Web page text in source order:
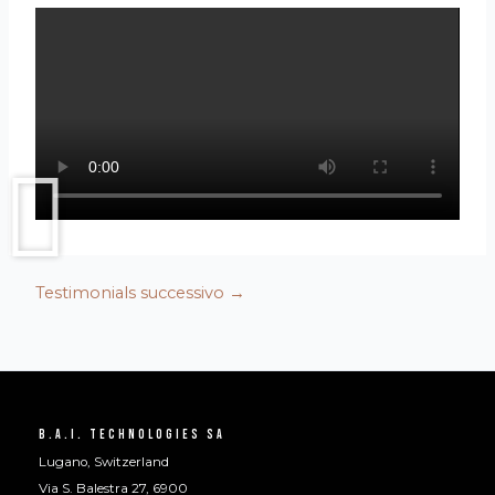
Testimonials successivo →
B.A.I. Technologies SA
Lugano, Switzerland
Via S. Balestra 27, 6900